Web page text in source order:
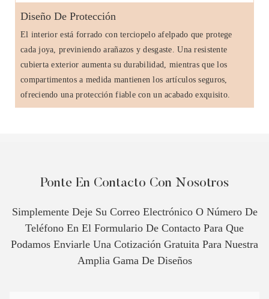
Diseño De Protección
El interior está forrado con terciopelo afelpado que protege
cada joya, previniendo arañazos y desgaste. Una resistente
cubierta exterior aumenta su durabilidad, mientras que los
compartimentos a medida mantienen los artículos seguros,
ofreciendo una protección fiable con un acabado exquisito.
Ponte En Contacto Con Nosotros
Simplemente Deje Su Correo Electrónico O Número De
Teléfono En El Formulario De Contacto Para Que
Podamos Enviarle Una Cotización Gratuita Para Nuestra
Amplia Gama De Diseños